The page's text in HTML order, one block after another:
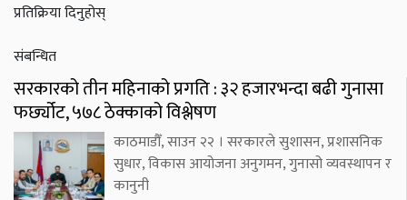
प्रतिक्रिया दिनुहोस्
संबन्धित
सरकारको तीन महिनाको प्रगति : ३२ हजारभन्दा बढी गुनासा
फर्छ्योट, ५७८ ठेक्काको विश्लेषण
काठमाडौँ, साउन २२ । सरकारले सुशासन, प्रशासनिक
सुधार, विकास आयोजना अनुगमन, गुनासो व्यवस्थापन र
कानुनी